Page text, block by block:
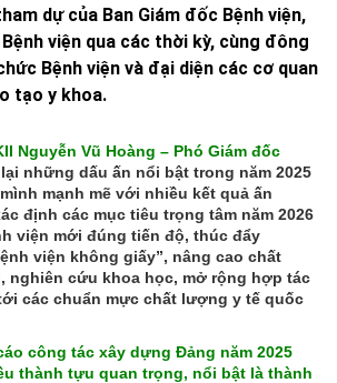
dự của Ban Giám đốc Bệnh viện,
viện qua các thời kỳ, cùng đông
Bệnh viện và đại diện các cơ quan
tạo y khoa.
Nguyễn Vũ Hoàng – Phó Giám đốc
những dấu ấn nổi bật trong năm 2025
mạnh mẽ với nhiều kết quả ấn
định các mục tiêu trọng tâm năm 2026
viện mới đúng tiến độ, thúc đẩy
viện không giấy”, nâng cao chất
nghiên cứu khoa học, mở rộng hợp tác
các chuẩn mực chất lượng y tế quốc
công tác xây dựng Đảng năm 2025
thành tựu quan trọng, nổi bật là thành